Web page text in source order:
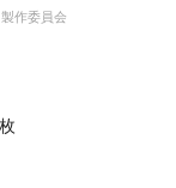
作委員会